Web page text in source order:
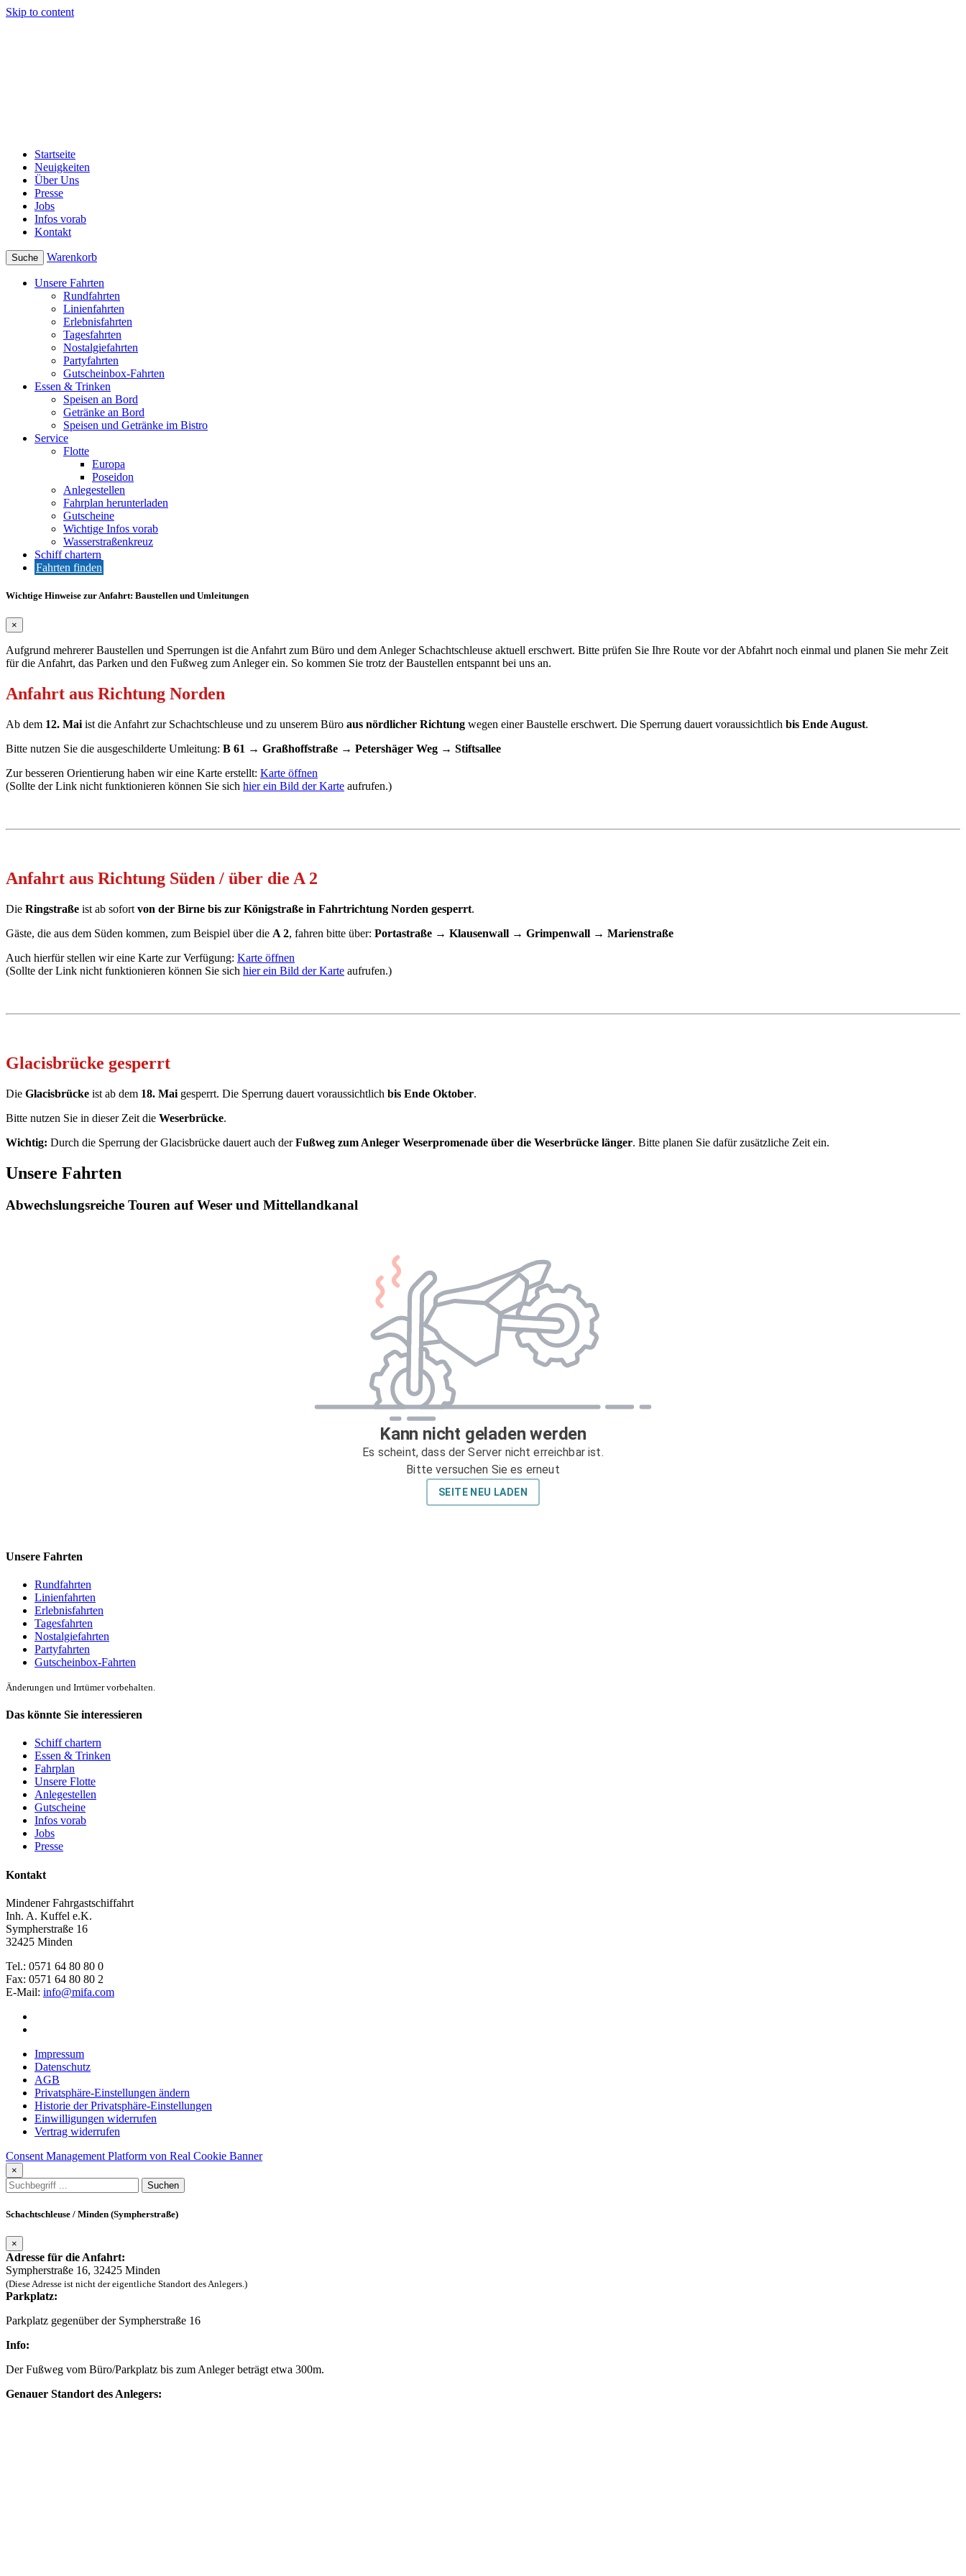
Skip to content
Startseite
Neuigkeiten
Über Uns
Presse
Jobs
Infos vorab
Kontakt
Suche Warenkorb
Unsere Fahrten
Rundfahrten
Linienfahrten
Erlebnisfahrten
Tagesfahrten
Nostalgiefahrten
Partyfahrten
Gutscheinbox-Fahrten
Essen & Trinken
Speisen an Bord
Getränke an Bord
Speisen und Getränke im Bistro
Service
Flotte
Europa
Poseidon
Anlegestellen
Fahrplan herunterladen
Gutscheine
Wichtige Infos vorab
Wasserstraßenkreuz
Schiff chartern
Fahrten finden
Wichtige Hinweise zur Anfahrt: Baustellen und Umleitungen
×
Aufgrund mehrerer Baustellen und Sperrungen ist die Anfahrt zum Büro und dem Anleger Schachtschleuse aktuell erschwert. Bitte prüfen Sie Ihre Route vor der Abfahrt noch einmal und planen Sie mehr Zeit
für die Anfahrt, das Parken und den Fußweg zum Anleger ein. So kommen Sie trotz der Baustellen entspannt bei uns an.
Anfahrt aus Richtung Norden
Ab dem 12. Mai ist die Anfahrt zur Schachtschleuse und zu unserem Büro aus nördlicher Richtung wegen einer Baustelle erschwert. Die Sperrung dauert voraussichtlich bis Ende August.
Bitte nutzen Sie die ausgeschilderte Umleitung: B 61 → Graßhoffstraße → Petershäger Weg → Stiftsallee
Zur besseren Orientierung haben wir eine Karte erstellt: Karte öffnen
(Sollte der Link nicht funktionieren können Sie sich hier ein Bild der Karte aufrufen.)
Anfahrt aus Richtung Süden / über die A 2
Die Ringstraße ist ab sofort von der Birne bis zur Königstraße in Fahrtrichtung Norden gesperrt.
Gäste, die aus dem Süden kommen, zum Beispiel über die A 2, fahren bitte über: Portastraße → Klausenwall → Grimpenwall → Marienstraße
Auch hierfür stellen wir eine Karte zur Verfügung: Karte öffnen
(Sollte der Link nicht funktionieren können Sie sich hier ein Bild der Karte aufrufen.)
Glacisbrücke gesperrt
Die Glacisbrücke ist ab dem 18. Mai gesperrt. Die Sperrung dauert voraussichtlich bis Ende Oktober.
Bitte nutzen Sie in dieser Zeit die Weserbrücke.
Wichtig: Durch die Sperrung der Glacisbrücke dauert auch derFußweg zum Anleger Weserpromenade über die Weserbrücke länger. Bitte planen Sie dafür zusätzliche Zeit ein.
Unsere Fahrten
Abwechslungsreiche Touren auf Weser und Mittellandkanal
Unsere Fahrten
Rundfahrten
Linienfahrten
Erlebnisfahrten
Tagesfahrten
Nostalgiefahrten
Partyfahrten
Gutscheinbox-Fahrten
Änderungen und Irrtümer vorbehalten.
Das könnte Sie interessieren
Schiff chartern
Essen & Trinken
Fahrplan
Unsere Flotte
Anlegestellen
Gutscheine
Infos vorab
Jobs
Presse
Kontakt
Mindener Fahrgastschiffahrt
Inh. A. Kuffel e.K.
Sympherstraße 16
32425 Minden
Tel.: 0571 64 80 80 0
Fax: 0571 64 80 80 2
E-Mail: info@mifa.com
Impressum
Datenschutz
AGB
Privatsphäre-Einstellungen ändern
Historie der Privatsphäre-Einstellungen
Einwilligungen widerrufen
Vertrag widerrufen
Consent Management Platform von Real Cookie Banner
×
Schachtschleuse / Minden (Sympherstraße)
×
Adresse für die Anfahrt:
Sympherstraße 16, 32425 Minden
(Diese Adresse ist nicht der eigentliche Standort des Anlegers.)
Parkplatz:
Parkplatz gegenüber der Sympherstraße 16
Info:
Der Fußweg vom Büro/Parkplatz bis zum Anleger beträgt etwa 300m.
Genauer Standort des Anlegers: